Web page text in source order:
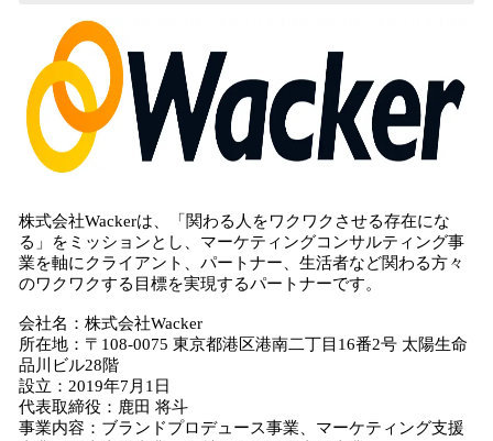
株式会社Wackerは、「関わる人をワクワクさせる存在にな
る」をミッションとし、マーケティングコンサルティング事
業を軸にクライアント、パートナー、生活者など関わる方々
のワクワクする目標を実現するパートナーです。
会社名：株式会社Wacker
所在地：〒108-0075 東京都港区港南二丁目16番2号 太陽生命
品川ビル28階
設立：2019年7月1日
代表取締役：鹿田 将斗
事業内容：ブランドプロデュース事業、マーケティング支援